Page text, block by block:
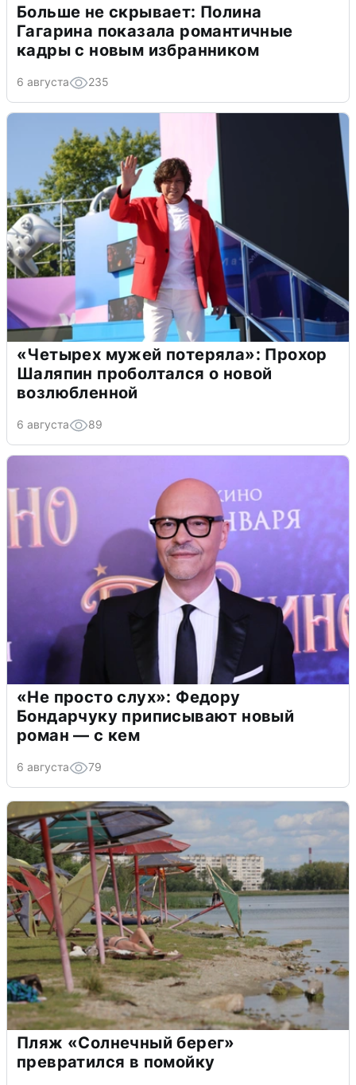
Больше не скрывает: Полина
Гагарина показала романтичные
кадры с новым избранником
6 августа 235
«Четырех мужей потеряла»: Прохор
Шаляпин проболтался о новой
возлюбленной
6 августа 89
«Не просто слух»: Федору
Бондарчуку приписывают новый
роман — с кем
6 августа 79
Пляж «Солнечный берег»
превратился в помойку